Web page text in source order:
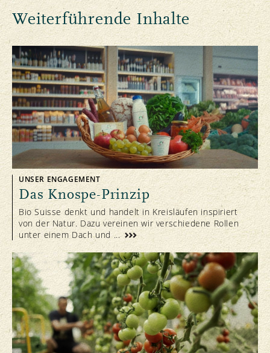
Weiterführende Inhalte
UNSER ENGAGEMENT
Das Knospe-Prinzip
Bio Suisse denkt und handelt in Kreisläufen inspiriert
von der Natur. Dazu vereinen wir verschiedene Rollen
unter einem Dach und ...